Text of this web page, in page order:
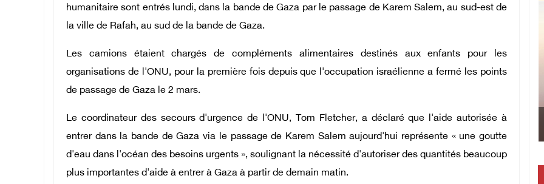
humanitaire sont entrés lundi, dans la bande de Gaza par le passage de Karem Salem, au sud-est de
la ville de Rafah, au sud de la bande de Gaza.
Les camions étaient chargés de compléments alimentaires destinés aux enfants pour les
organisations de l'ONU, pour la première fois depuis que l'occupation israélienne a fermé les points
de passage de Gaza le 2 mars.
Le coordinateur des secours d'urgence de l'ONU, Tom Fletcher, a déclaré que l'aide autorisée à
entrer dans la bande de Gaza via le passage de Karem Salem aujourd'hui représente « une goutte
d'eau dans l'océan des besoins urgents », soulignant la nécessité d'autoriser des quantités beaucoup
plus importantes d'aide à entrer à Gaza à partir de demain matin.